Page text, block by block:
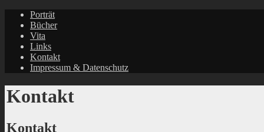
Porträt
Bücher
Vita
Links
Kontakt
Impressum & Datenschutz
Kontakt
Kontakt